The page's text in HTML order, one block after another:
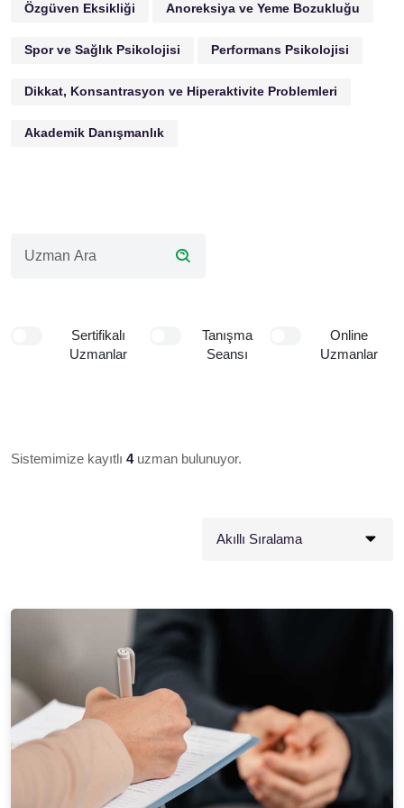
Özgüven Eksikliği Anoreksiya ve Yeme Bozukluğu
Spor ve Sağlık Psikolojisi Performans Psikolojisi
Dikkat, Konsantrasyon ve Hiperaktivite Problemleri
Akademik Danışmanlık
Sertifikalı
Uzmanlar
Tanışma
Seansı
Online
Uzmanlar
Sistemimize kayıtlı 4uzman bulunuyor.